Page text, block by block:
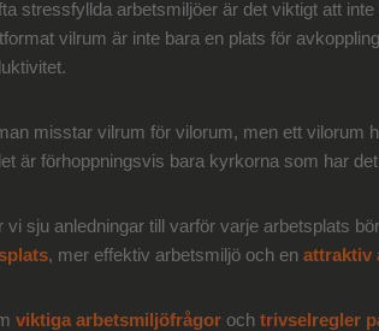
stressfyllda arbetsmiljöer är det viktigt att
vilrum är inte bara en plats för
misstar vilrum för vilorum, men ett vilorum
är förhoppningsvis bara kyrkorna som har
vi sju anledningar till varför varje arbetsplats
, mer effektiv arbetsmiljö och en attraktiv
viktiga arbetsmiljöfrågor och trivselregler